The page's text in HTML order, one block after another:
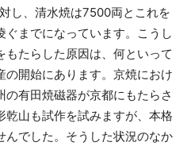
し、清水焼は7500両とこれを
までになっています。こうし
たらした原因は、何といって
の開始にあります。京焼におけ
有田焼磁器が京都にもたらさ
山も試作を試みますが、本格
んでした。そうした状況のなか